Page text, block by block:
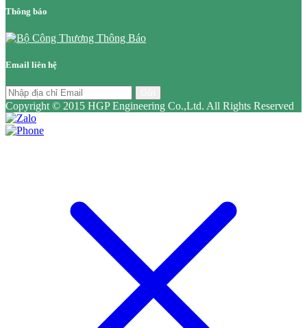
Thông báo
Email liên hệ
Copyright © 2015 HGP Engineering Co.,Ltd. All Rights Reserved